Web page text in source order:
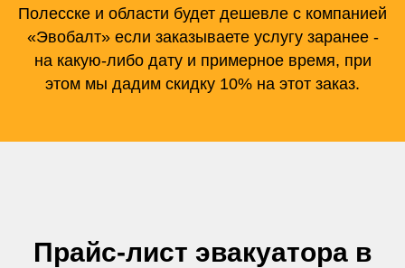
Полесске и области будет дешевле с компанией
«Эвобалт» если заказываете услугу заранее -
на какую-либо дату и примерное время, при
этом мы дадим скидку 10% на этот заказ.
Прайс-лист эвакуатора в